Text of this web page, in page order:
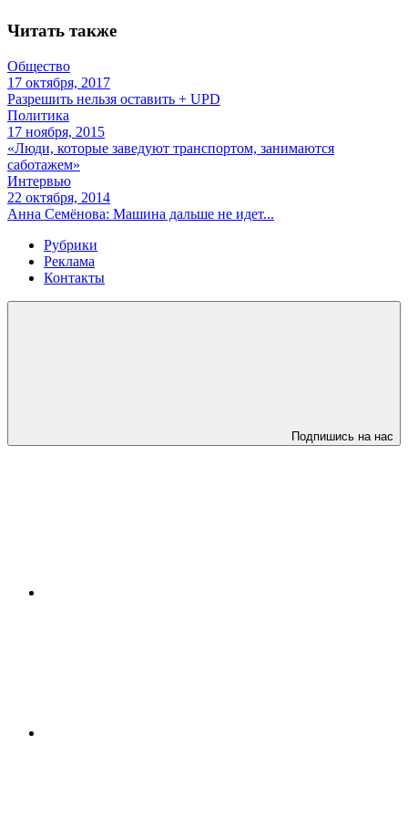
Читать также
Общество
17 октября, 2017
Разрешить нельзя оставить + UPD
Политика
17 ноября, 2015
«Люди, которые заведуют транспортом, занимаются
саботажем»
Интервью
22 октября, 2014
Анна Семёнова: Машина дальше не идет...
Рубрики
Реклама
Контакты
Подпишись на нас